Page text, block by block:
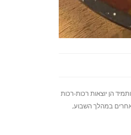
הן יוצאות רכות-רכות
אחרים במהלך השבוע,